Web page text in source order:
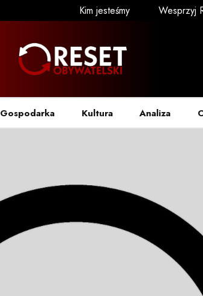
Kim jesteśmy Wesprzyj
Gospodarka Kultura Analiza